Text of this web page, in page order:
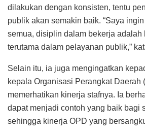
dilakukan dengan konsisten, tentu
publik akan semakin baik. “Saya
semua, disiplin dalam bekerja adalah
terutama dalam pelayanan publik,”
Selain itu, ia juga mengingatkan
kepala Organisasi Perangkat Daerah
memerhatikan kinerja stafnya. Ia
dapat menjadi contoh yang baik bagi
sehingga kinerja OPD yang